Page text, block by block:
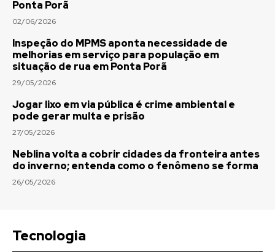
Ponta Porã
02/06/2026
Inspeção do MPMS aponta necessidade de
melhorias em serviço para população em
situação de rua em Ponta Porã
29/05/2026
Jogar lixo em via pública é crime ambiental e
pode gerar multa e prisão
27/05/2026
Neblina volta a cobrir cidades da fronteira antes
do inverno; entenda como o fenômeno se forma
26/05/2026
Tecnologia